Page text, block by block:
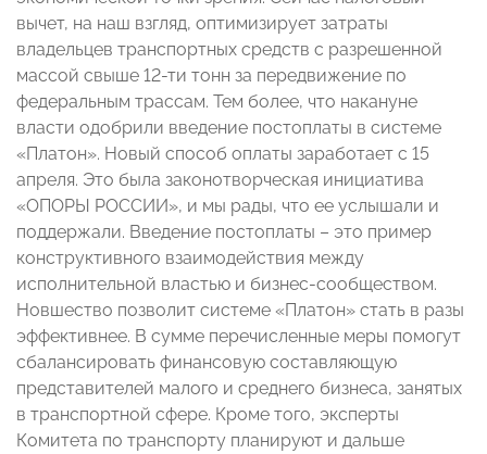
вычет, на наш взгляд, оптимизирует затраты
владельцев транспортных средств с разрешенной
массой свыше 12-ти тонн за передвижение по
федеральным трассам. Тем более, что накануне
власти одобрили введение постоплаты в системе
«Платон». Новый способ оплаты заработает с 15
апреля. Это была законотворческая инициатива
«ОПОРЫ РОССИИ», и мы рады, что ее услышали и
поддержали. Введение постоплаты – это пример
конструктивного взаимодействия между
исполнительной властью и бизнес-сообществом.
Новшество позволит системе «Платон» стать в разы
эффективнее. В сумме перечисленные меры помогут
сбалансировать финансовую составляющую
представителей малого и среднего бизнеса, занятых
в транспортной сфере. Кроме того, эксперты
Комитета по транспорту планируют и дальше